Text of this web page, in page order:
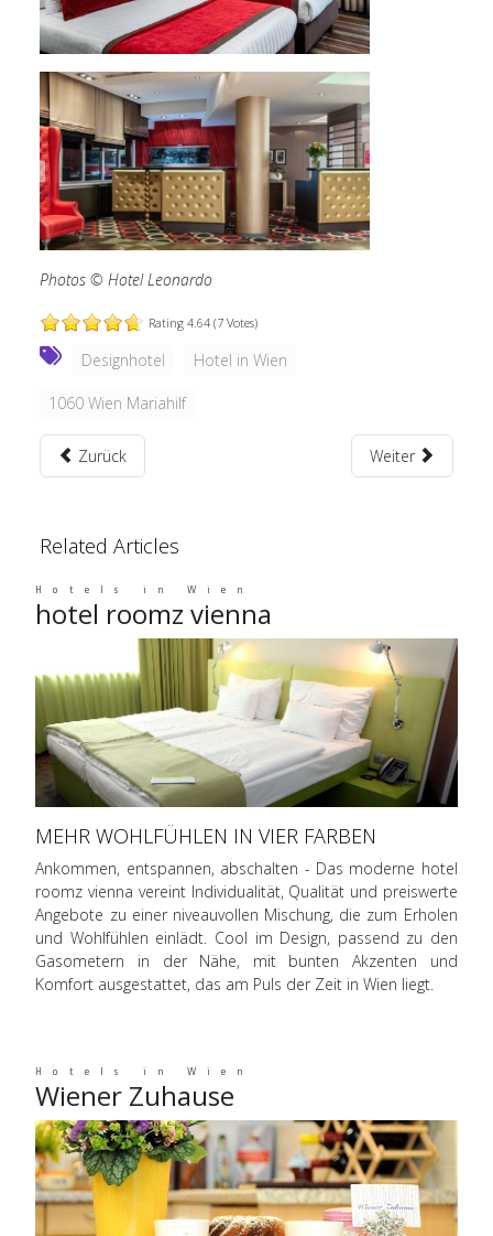
Photos © Hotel Leonardo
Rating 4.64 (7 Votes)
Designhotel Hotel in Wien
1060 Wien Mariahilf
Zurück Weiter
Related Articles
Hotels in Wien
hotel roomz vienna
MEHR WOHLFÜHLEN IN VIER FARBEN
Ankommen, entspannen, abschalten - Das moderne hotel
roomz vienna vereint Individualität, Qualität und preiswerte
Angebote zu einer niveauvollen Mischung, die zum Erholen
und Wohlfühlen einlädt. Cool im Design, passend zu den
Gasometern in der Nähe, mit bunten Akzenten und
Komfort ausgestattet, das am Puls der Zeit in Wien liegt.
Hotels in Wien
Wiener Zuhause